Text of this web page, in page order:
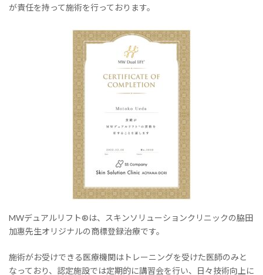
が責任を持って施術を行っております。
MWデュアルリフト®は、スキンソリューションクリニックの脇田
加惠先生オリジナルの商標登録治療です。
施術がお受けできる医療機関はトレーニングを受けた医師のみと
なっており、認定施設では定期的に講習会を行い、日々技術向上に